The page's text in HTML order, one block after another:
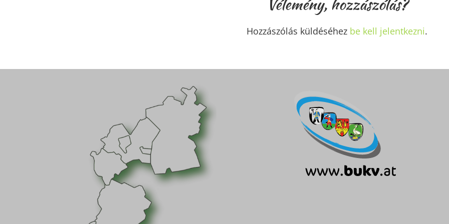
Hozzászólás küldéséhez be kell jelentkezni.